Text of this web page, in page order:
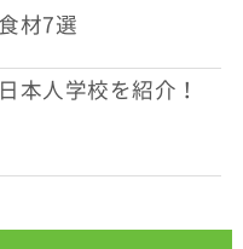
材7選
本人学校を紹介！